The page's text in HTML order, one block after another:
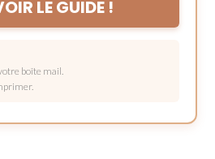
LE GUIDE !
boîte mail.